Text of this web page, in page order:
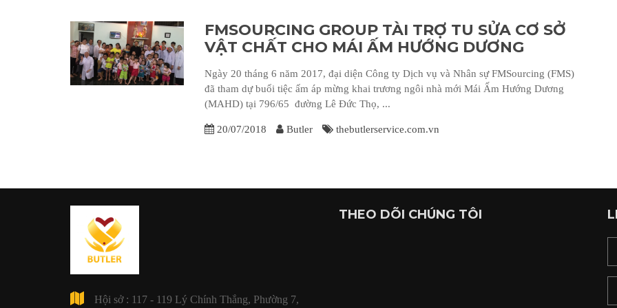
FMSOURCING GROUP TÀI TRỢ TU SỬA CƠ SỞ
VẬT CHẤT CHO MÁI ẤM HƯỚNG DƯƠNG
Ngày 20 tháng 6 năm 2017, đại diện Công ty Dịch vụ và Nhân sự FMSourcing (FMS)
đã tham dự buổi tiệc ấm áp mừng khai trương ngôi nhà mới Mái Ấm Hướng Dương
(MAHD) tại 796/65 đường Lê Đức Thọ, ...
20/07/2018 Butler thebutlerservice.com.vn
Hội sở : 117 - 119 Lý Chính Thắng, Phường 7,
THEO DÕI CHÚNG TÔI